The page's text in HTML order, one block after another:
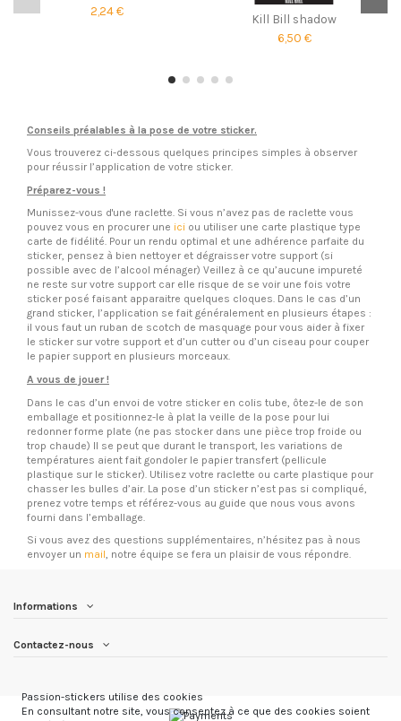
2,24 €
Kill Bill shadow
6,50 €
Conseils préalables à la pose de votre sticker.
Vous trouverez ci-dessous quelques principes simples à observer
pour réussir l’application de votre sticker.
Préparez-vous !
Munissez-vous d'une raclette. Si vous n’avez pas de raclette vous
pouvez vous en procurer une ici ou utiliser une carte plastique type
carte de fidélité. Pour un rendu optimal et une adhérence parfaite du
sticker, pensez à bien nettoyer et dégraisser votre support (si
possible avec de l’alcool ménager) Veillez à ce qu’aucune impureté
ne reste sur votre support car elle risque de se voir une fois votre
sticker posé faisant apparaitre quelques cloques. Dans le cas d’un
grand sticker, l’application se fait généralement en plusieurs étapes :
il vous faut un ruban de scotch de masquage pour vous aider à fixer
le sticker sur votre support et d’un cutter ou d’un ciseau pour couper
le papier support en plusieurs morceaux.
A vous de jouer !
Dans le cas d’un envoi de votre sticker en colis tube, ôtez-le de son
emballage et positionnez-le à plat la veille de la pose pour lui
redonner forme plate (ne pas stocker dans une pièce trop froide ou
trop chaude) Il se peut que durant le transport, les variations de
températures aient fait gondoler le papier transfert (pellicule
plastique sur le sticker). Utilisez votre raclette ou carte plastique pour
chasser les bulles d’air. La pose d’un sticker n’est pas si compliqué,
prenez votre temps et référez-vous au guide que nous vous avons
fourni dans l’emballage.
Si vous avez des questions supplémentaires, n’hésitez pas à nous
envoyer un mail, notre équipe se fera un plaisir de vous répondre.
Informations
Contactez-nous
Passion-stickers utilise des cookies
En consultant notre site, vous consentez à ce que des cookies soient